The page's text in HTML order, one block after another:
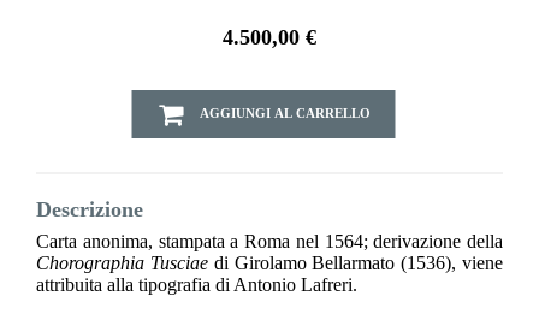
4.500,00 €
AGGIUNGI AL CARRELLO
Descrizione
Carta anonima, stampata a Roma nel 1564; derivazione della
Chorographia Tusciaedi Girolamo Bellarmato (1536), viene
attribuita alla tipografia di Antonio Lafreri.